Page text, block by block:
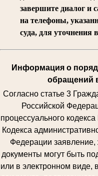
завершите диалог и
на телефоны,
суда, для уточнения
Информация о
обращений
Согласно статье 3
Российской
процессуального
Кодекса
Федерации
документы могут быть
или в электронном виде,